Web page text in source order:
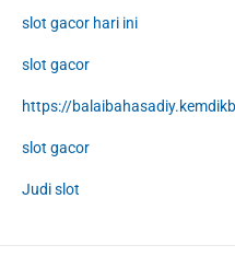
slot gacor hari ini
slot gacor
https://
slot gacor
Judi slot